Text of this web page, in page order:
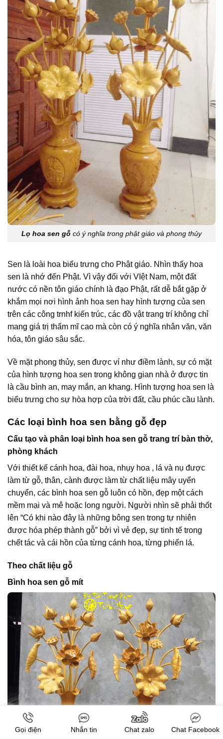
Lọ hoa sen gỗ có ý nghĩa trong phật giáo và phong thủy
Sen là loài hoa biểu trưng cho Phật giáo. Nhìn thấy hoa
sen là nhớ đến Phật. Vì vậy đối với VIệt Nam, một đất
nước có nền tôn giáo chính là đạo Phật, rất dễ bắt gặp ở
khắm mọi nơi hình ảnh hoa sen hay hình tượng của sen
trên các công trnhf kiến trúc, các đồ vật trang trí không chỉ
mang giá trị thẩm mĩ cao mà còn có ý nghĩa nhân văn, văn
hóa, tôn giáo sâu sắc.
Về mặt phong thủy, sen được ví như điềm lành, sự có mặt
của hình tượng hoa sen trong không gian nhà ở được tin
là cầu bình an, may mắn, an khang. Hình tượng hoa sen là
biểu trưng cho sự hòa hợp của trời đất, cầu phúc cầu lành.
Các loại bình hoa sen bằng gỗ đẹp
Cấu tạo và phân loại bình hoa sen gỗ trang trí bàn thờ,
phòng khách
Với thiết kế cánh hoa, đài hoa, nhụy hoa , lá và nụ được
làm từ gỗ, thân, cành được làm từ chất liệu mây uyển
chuyển, các bình hoa sen gỗ luôn có hồn, đẹp một cách
mềm mại và mê hoặc long người. Người nhìn sẽ phải thốt
lên “Có khi nào đây là những bông sen trong tự nhiên
được hóa phép thành gỗ” bởi vì vẻ đẹp, sự tinh tế trong
chết tác và cái hồn của từng cánh hoa, từng phiến lá.
Theo chất liệu gỗ
Bình hoa sen gỗ mít
Gọi điện Nhắn tin Chat zalo Chat Facebook